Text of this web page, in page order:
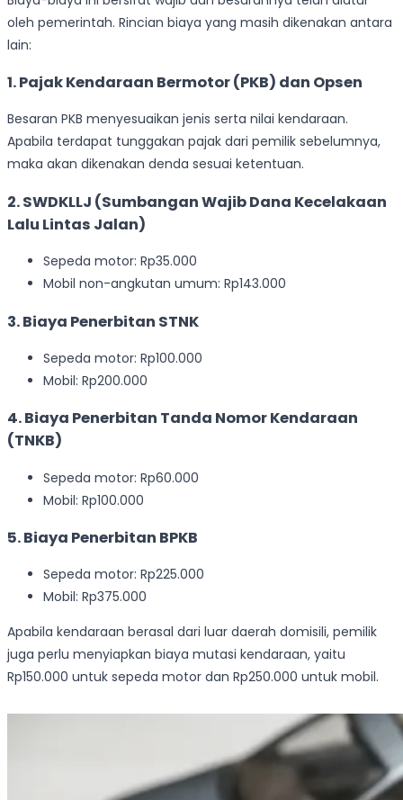
oleh pemerintah. Rincian biaya yang masih dikenakan antara
lain:
1. Pajak Kendaraan Bermotor (PKB) dan Opsen
Besaran PKB menyesuaikan jenis serta nilai kendaraan.
Apabila terdapat tunggakan pajak dari pemilik sebelumnya,
maka akan dikenakan denda sesuai ketentuan.
2. SWDKLLJ (Sumbangan Wajib Dana Kecelakaan
Lalu Lintas Jalan)
Sepeda motor: Rp35.000
Mobil non-angkutan umum: Rp143.000
3. Biaya Penerbitan STNK
Sepeda motor: Rp100.000
Mobil: Rp200.000
4. Biaya Penerbitan Tanda Nomor Kendaraan
(TNKB)
Sepeda motor: Rp60.000
Mobil: Rp100.000
5. Biaya Penerbitan BPKB
Sepeda motor: Rp225.000
Mobil: Rp375.000
Apabila kendaraan berasal dari luar daerah domisili, pemilik
juga perlu menyiapkan biaya mutasi kendaraan, yaitu
Rp150.000 untuk sepeda motor dan Rp250.000 untuk mobil.